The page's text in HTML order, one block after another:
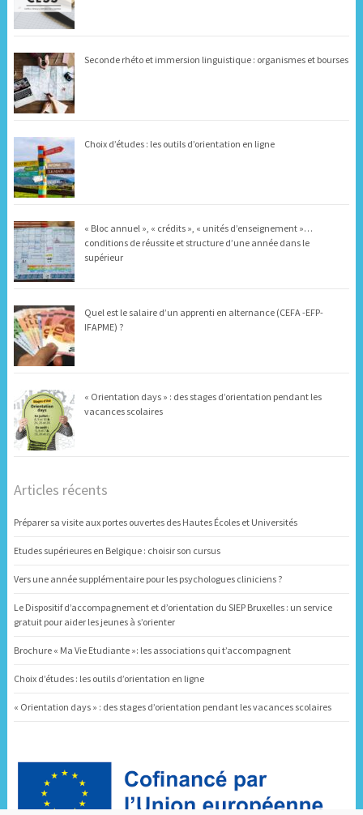
Seconde rhéto et immersion linguistique : organismes et bourses
Choix d’études : les outils d’orientation en ligne
« Bloc annuel », « crédits », « unités d’enseignement »…
conditions de réussite et structure d’une année dans le
supérieur
Quel est le salaire d’un apprenti en alternance (CEFA -EFP-
IFAPME) ?
« Orientation days » : des stages d’orientation pendant les
vacances scolaires
Articles récents
Préparer sa visite aux portes ouvertes des Hautes Écoles et Universités
Etudes supérieures en Belgique : choisir son cursus
Vers une année supplémentaire pour les psychologues cliniciens ?
Le Dispositif d’accompagnement et d’orientation du SIEP Bruxelles : un service
gratuit pour aider les jeunes à s’orienter
Brochure « Ma Vie Etudiante »: les associations qui t’accompagnent
Choix d’études : les outils d’orientation en ligne
« Orientation days » : des stages d’orientation pendant les vacances scolaires